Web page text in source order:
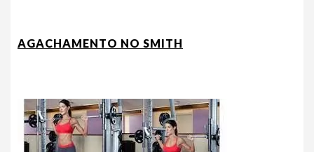
AGACHAMENTO NO SMITH